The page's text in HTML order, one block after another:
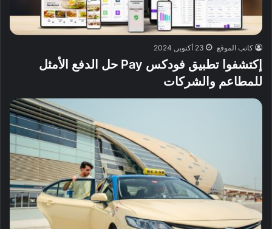
كاتب الموقع 23 أكتوبر, 2024
إكتشفوا تطبيق فودكس Pay حل الدفع الأمثل
للمطاعم والشركات